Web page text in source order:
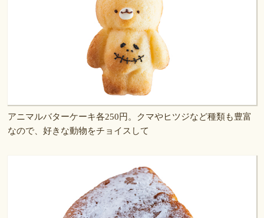
アニマルバターケーキ各250円。クマやヒツジなど種類も豊富
なので、好きな動物をチョイスして